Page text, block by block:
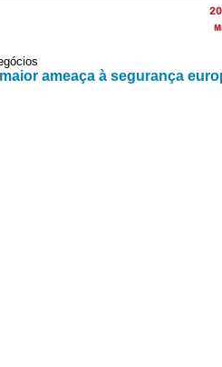
ameaça à segurança